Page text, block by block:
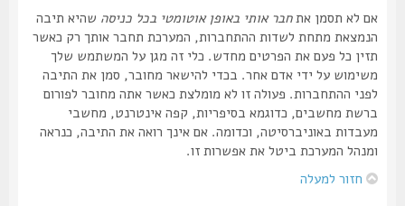
אם לא תסמן אתחבר אותי באופן אוטומטי בכל כניסהשהיא תיבה
הנמצאת מתחת לשדות ההתחברות, המערכת תחבר אותך רק כאשר
תזין כל פעם את הפרטים מחדש. כלי זה מגן על המשתמש שלך
משימוש על ידי אדם אחר. בכדי להישאר מחובר, סמן את התיבה
לפני ההתחברות. פעולה זו לא מומלצת כאשר אתה מחובר לפורום
ברשת מחשבים, כדוגמא בסיפריות, קפה אינטרנט, מחשבי
מעבדות באוניברסיטה, וכדומה. אם אינך רואה את התיבה, כנראה
ומנהל המערכת ביטל את אפשרות זו.
חזור למעלה